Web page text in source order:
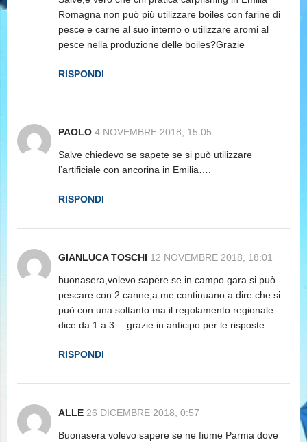
Romagna non può più utilizzare boiles con farine di
pesce e carne al suo interno o utilizzare aromi al
pesce nella produzione delle boiles?Grazie
RISPONDI
PAOLO 4 NOVEMBRE 2018, 15:05
Salve chiedevo se sapete se si può utilizzare
l’artificiale con ancorina in Emilia….
RISPONDI
GIANLUCA TOSCHI 12 NOVEMBRE 2018, 18:01
buonasera,volevo sapere se in campo gara si può
pescare con 2 canne,a me continuano a dire che si
può con una soltanto ma il regolamento regionale
dice da 1 a 3… grazie in anticipo per le risposte
RISPONDI
ALLE 26 DICEMBRE 2018, 0:57
Buonasera volevo sapere se ne fiume Parma dove